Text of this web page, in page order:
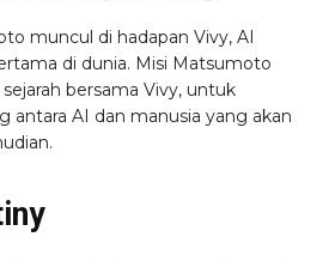
muncul di hadapan Vivy, AI
di dunia. Misi Matsumoto
bersama Vivy, untuk
antara AI dan manusia yang akan